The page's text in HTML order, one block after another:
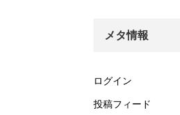
メタ情報
ログイン
投稿フィード